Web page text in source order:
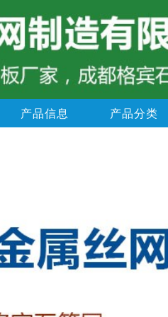
产品信息 产品分类